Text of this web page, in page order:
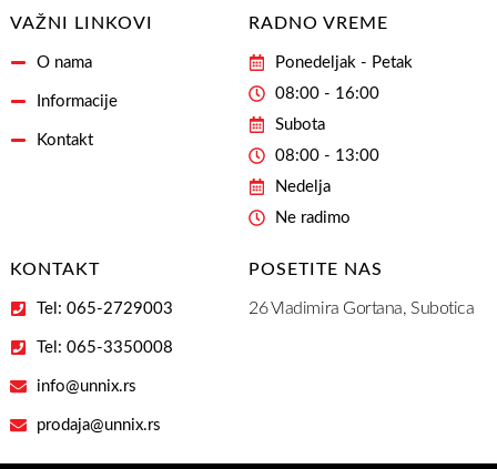
VAŽNI LINKOVI
O nama
Informacije
Kontakt
RADNO VREME
Ponedeljak - Petak
08:00 - 16:00
Subota
08:00 - 13:00
Nedelja
Ne radimo
KONTAKT
Tel: 065-2729003
Tel: 065-3350008
info@unnix.rs
prodaja@unnix.rs
POSETITE NAS
26 Vladimira Gortana, Subotica